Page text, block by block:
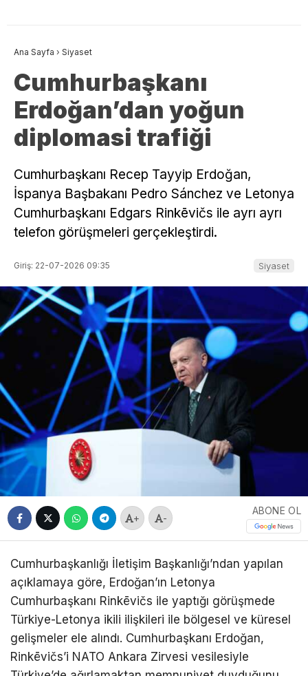
Ana Sayfa › Siyaset
Cumhurbaşkanı
Erdoğan’dan yoğun
diplomasi trafiği
Cumhurbaşkanı Recep Tayyip Erdoğan,
İspanya Başbakanı Pedro Sánchez ve Letonya
Cumhurbaşkanı Edgars Rinkēvičs ile ayrı ayrı
telefon görüşmeleri gerçekleştirdi.
Giriş: 22-07-2026 09:35 Siyaset
+ -
ABONE OL
Cumhurbaşkanlığı İletişim Başkanlığı’ndan yapılan
açıklamaya göre, Erdoğan’ın Letonya
Cumhurbaşkanı Rinkēvičs ile yaptığı görüşmede
Türkiye-Letonya ikili ilişkileri ile bölgesel ve küresel
gelişmeler ele alındı. Cumhurbaşkanı Erdoğan,
Rinkēvičs’i NATO Ankara Zirvesi vesilesiyle